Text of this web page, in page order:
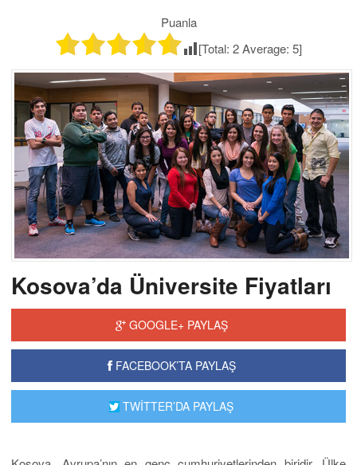
Puanla
[Total: 2Average: 5]
Kosova’da Üniversite Fiyatları
GOOGLE+ PAYLAŞ
FACEBOOK’TA PAYLAŞ
TWİTTER’DA PAYLAŞ